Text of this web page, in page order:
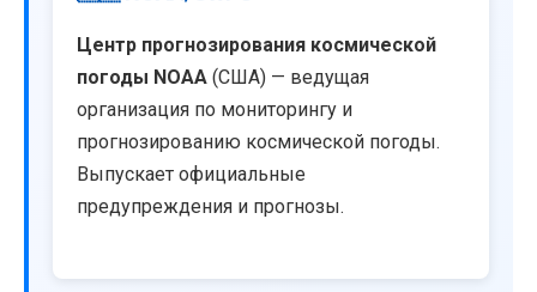
Центр прогнозирования космической
погоды NOAA (США) — ведущая
организация по мониторингу и
прогнозированию космической погоды.
Выпускает официальные
предупреждения и прогнозы.